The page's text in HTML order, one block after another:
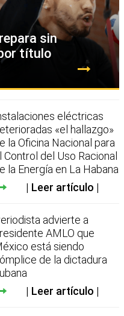
sin
título
eléctricas
«el hallazgo»
la Oficina Nacional para
Control del Uso Racional
la Energía en La Habana
Leer artículo
advierte a
AMLO que
está siendo
de la dictadura
Leer artículo